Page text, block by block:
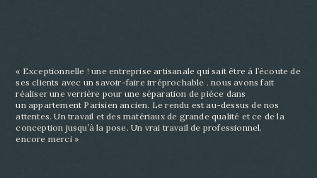
« Exceptionnelle ! une entreprise artisanale qui sait être à l’écoute de
ses clients avec un savoir-faire irréprochable . nous avons fait
réaliser une verrière pour une séparation de pièce dans
un appartement Parisien ancien. Le rendu est au-dessus de nos
attentes. Un travail et des matériaux de grande qualité et ce de la
conception jusqu’à la pose. Un vrai travail de professionnel.
encore merci »